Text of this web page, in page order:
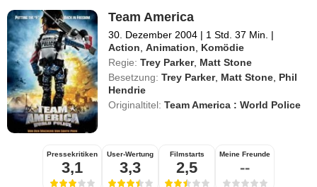
Team America
30. Dezember 2004 | 1 Std. 37 Min. |
Action ,Animation
Komödie
Regie: Trey Parker, Matt Stone
Besetzung: Trey Parker, Matt Stone Phil
Hendrie
Originaltitel:Team America : World Police
Pressekritiken
3,1
User-Wertung
3,3
Filmstarts
2,5
Meine Freunde
--